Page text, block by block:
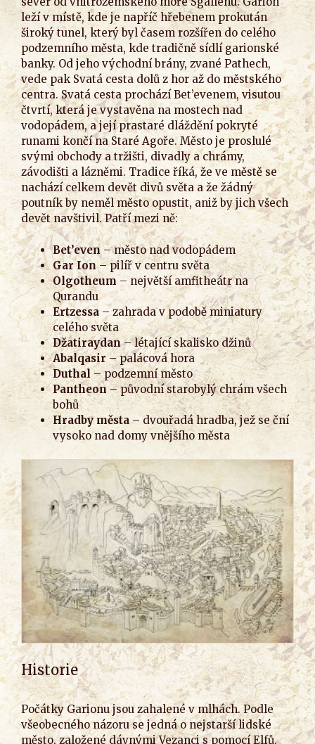
leží v místě, kde je napříč hřebenem prokután
široký tunel, který byl časem rozšířen do celého
podzemního města, kde tradičně sídlí garionské
banky. Od jeho východní brány, zvané Pathech,
vede pak Svatá cesta dolů z hor až do městského
centra. Svatá cesta prochází Bet’evenem, visutou
čtvrtí, která je vystavěna na mostech nad
vodopádem, a její prastaré dláždění pokryté
runami končí na Staré Agoře. Město je proslulé
svými obchody a tržišti, divadly a chrámy,
závodišti a lázněmi. Tradice říká, že ve městě se
nachází celkem devět divů světa a že žádný
poutník by neměl město opustit, aniž by jich všech
devět navštivil. Patří mezi ně:
Bet’even– město nad vodopádem
Gar Ion– pilíř v centru světa
Olgotheum– největší amfitheátr na
Qurandu
Ertzessa– zahrada v podobě miniatury
celého světa
Džatiraydan– létající skalisko džinů
Abalqasir– palácová hora
Duthal– podzemní město
Pantheon– původní starobylý chrám všech
bohů
Hradby města– dvouřadá hradba, jež se ční
vysoko nad domy vnějšího města
Historie
Počátky Garionu jsou zahalené v mlhách. Podle
všeobecného názoru se jedná o nejstarší lidské
město, založené dávnými Vezanci s pomocí Elfů.